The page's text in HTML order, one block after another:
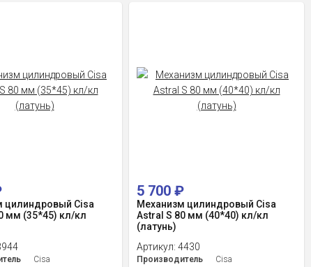
цилиндровый Cisa
мм (35*45) кл/кл
Cisa
5 700 ₽
Механизм цилиндровый Cisa
Astral S 80 мм (40*40) кл/кл
(латунь)
Артикул: 4430
Производитель
Cisa